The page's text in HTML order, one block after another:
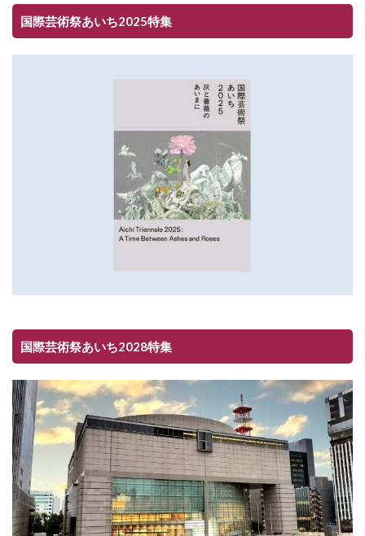
国際芸術祭あいち2025特集
国際芸術祭あいち2028特集